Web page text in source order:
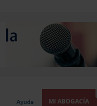
Ayuda MI ABOGACÍA